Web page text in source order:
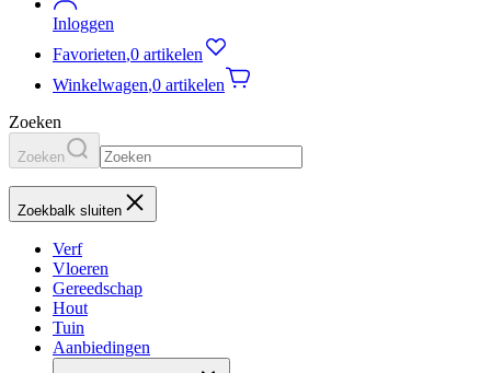
Inloggen
Favorieten,0 artikelen
Winkelwagen,0 artikelen
Zoeken
Zoeken
Zoekbalk sluiten
Verf
Vloeren
Gereedschap
Hout
Tuin
Aanbiedingen